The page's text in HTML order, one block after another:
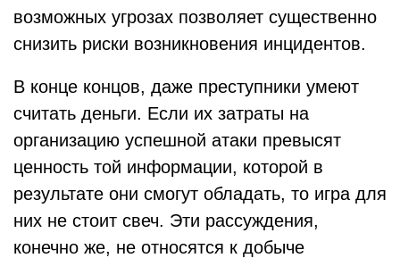
возможных угрозах позволяет существенно
снизить риски возникновения инцидентов.
В конце концов, даже преступники умеют
считать деньги. Если их затраты на
организацию успешной атаки превысят
ценность той информации, которой в
результате они смогут обладать, то игра для
них не стоит свеч. Эти рассуждения,
конечно же, не относятся к добыче